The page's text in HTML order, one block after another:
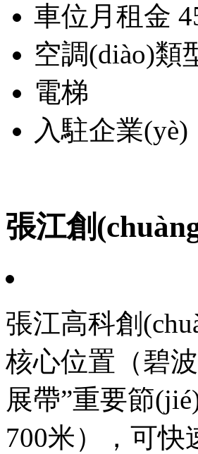
車位月租金
空調(diào)類
電梯
入駐企業(yè)
張江創
張江高科創
核心位置（碧波
展帶”重要節
700米），可快